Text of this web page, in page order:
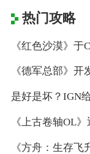
热门攻略
《红色沙漠》于
是好是坏？IGN